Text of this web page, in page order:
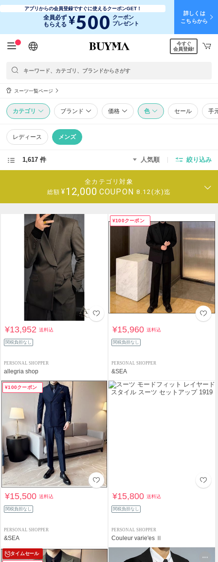
アプリからの会員登録ですぐに使えるクーポンGET！
全員必ず
もらえる ¥500 クーポン
プレゼント
詳しくは
こちらから
日本語
English
简体中文
繁體中文
今すぐ
会員登録!
スーツ一覧ページ
カテゴリ ブランド 価格 色 セール 手
レディース メンズ
1,617 件 人気順 絞り込み
全カテゴリ対象
総額 ¥12,000 COUPON 8.12(水)迄
¥13,952送料込
関税負担なし
PERSONAL SHOPPER
allegria shop
¥100クーポン
¥15,960送料込
関税負担なし
PERSONAL SHOPPER
&SEA
¥100クーポン
¥15,500送料込
関税負担なし
PERSONAL SHOPPER
&SEA
¥15,800送料込
関税負担なし
PERSONAL SHOPPER
Couleur varie'es Ⅱ
タイムセール